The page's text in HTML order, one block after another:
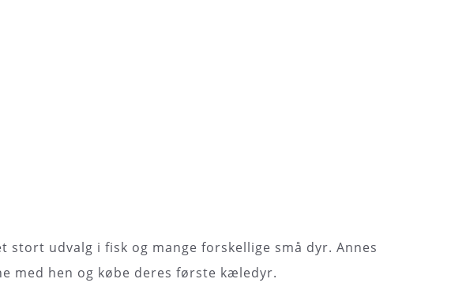
udvalg i fisk og mange forskellige små dyr. Annes
med hen og købe deres første kæledyr.